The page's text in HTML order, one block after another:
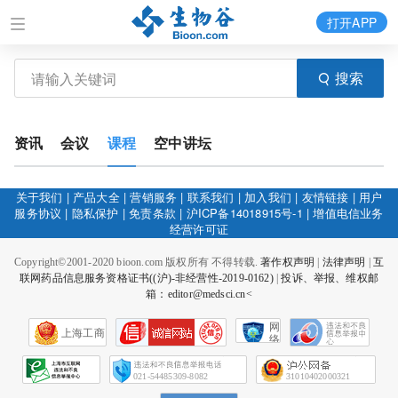
搜索
打开APP
资讯 会议 课程 空中讲坛
关于我们 | 产品大全|营销服务 | 联系我们 | 加入我们 | 友情链接 | 用户
服务协议 | 隐私保护 |免责条款 | 沪ICP备14018915号-1 |增值电信业务
经营许可证
Copyright©2001-2020 bioon.com 版权所有 不得转载.著作权声明 法律声明
互
联网药品信息服务资格证书((沪)-非经营性-2019-0162)|投诉、举报、维权邮
箱：editor@medsci.cn<
上海工商
网
络
会
征
021-54485309-8082 31010402000321